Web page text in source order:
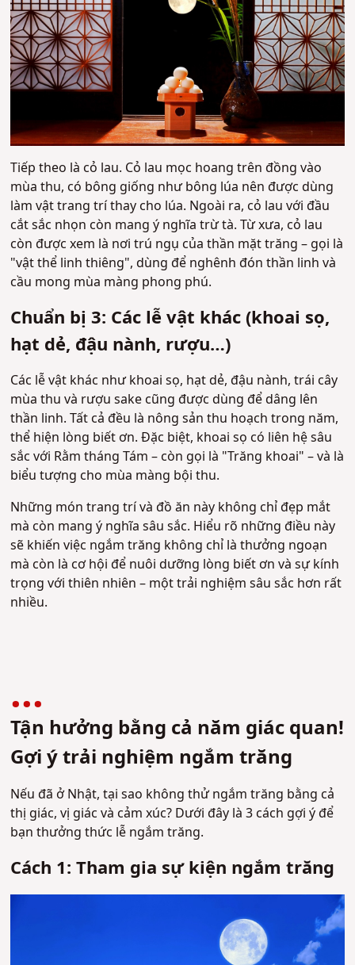
Tiếp theo là cỏ lau. Cỏ lau mọc hoang trên đồng vào
mùa thu, có bông giống như bông lúa nên được dùng
làm vật trang trí thay cho lúa. Ngoài ra, cỏ lau với đầu
cắt sắc nhọn còn mang ý nghĩa trừ tà. Từ xưa, cỏ lau
còn được xem là nơi trú ngụ của thần mặt trăng – gọi là
"vật thể linh thiêng", dùng để nghênh đón thần linh và
cầu mong mùa màng phong phú.
Chuẩn bị 3: Các lễ vật khác (khoai sọ,
hạt dẻ, đậu nành, rượu…)
Các lễ vật khác như khoai sọ, hạt dẻ, đậu nành, trái cây
mùa thu và rượu sake cũng được dùng để dâng lên
thần linh. Tất cả đều là nông sản thu hoạch trong năm,
thể hiện lòng biết ơn. Đặc biệt, khoai sọ có liên hệ sâu
sắc với Rằm tháng Tám – còn gọi là "Trăng khoai" – và là
biểu tượng cho mùa màng bội thu.
Những món trang trí và đồ ăn này không chỉ đẹp mắt
mà còn mang ý nghĩa sâu sắc. Hiểu rõ những điều này
sẽ khiến việc ngắm trăng không chỉ là thưởng ngoạn
mà còn là cơ hội để nuôi dưỡng lòng biết ơn và sự kính
trọng với thiên nhiên – một trải nghiệm sâu sắc hơn rất
nhiều.
Tận hưởng bằng cả năm giác quan!
Gợi ý trải nghiệm ngắm trăng
Nếu đã ở Nhật, tại sao không thử ngắm trăng bằng cả
thị giác, vị giác và cảm xúc? Dưới đây là 3 cách gợi ý để
bạn thưởng thức lễ ngắm trăng.
Cách 1: Tham gia sự kiện ngắm trăng